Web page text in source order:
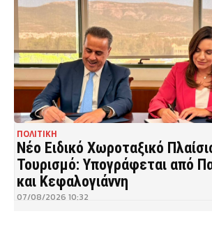
ΠΟΛΙΤΙΚΗ
Νέο Ειδικό Χωροταξικό
Τουρισμό: Υπογράφεται από
και Κεφαλογιάννη
07/08/2026 10:32